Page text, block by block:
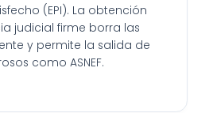
(EPI). La obtención
judicial firme borra las
y permite la salida de
como ASNEF.